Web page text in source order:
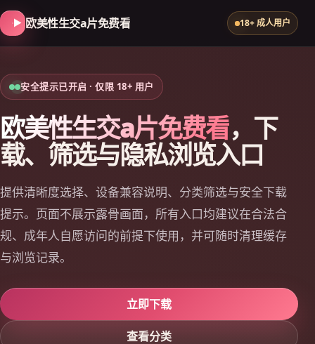
欧美性生交a片免费看 18+ 成人用户
安全提示已开启 · 仅限 18+ 用户
欧美性生交a片免费看，下
载、筛选与隐私浏览入口
提供清晰度选择、设备兼容说明、分类筛选与安全下载
提示。页面不展示露骨画面，所有入口均建议在合法合
规、成年人自愿访问的前提下使用，并可随时清理缓存
与浏览记录。
立即下载
查看分类